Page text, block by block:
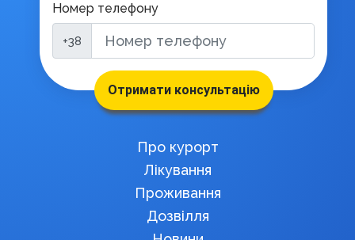
Номер телефону
+38
Отримати консультацію
Про курорт
Лікування
Проживання
Дозвілля